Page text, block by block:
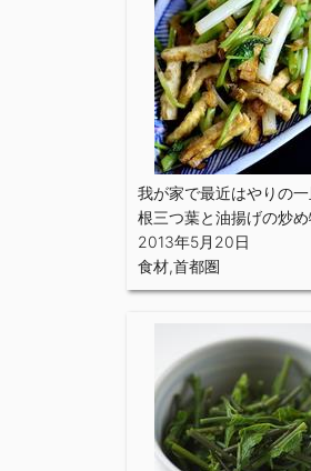
我が家で最近はやりの一
根三つ葉と油揚げの炒め
2013年5月20日
食材,首都圏